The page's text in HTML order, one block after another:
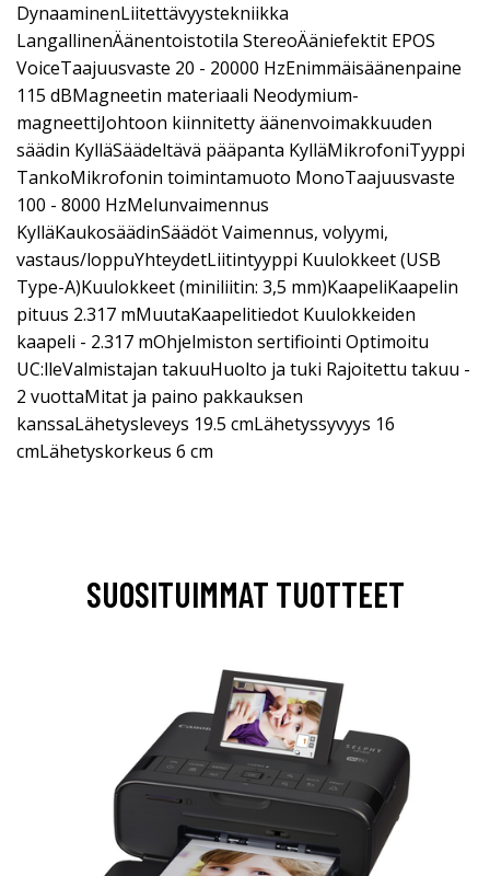
DynaaminenLiitettävyystekniikka
LangallinenÄänentoistotila StereoÄäniefektit EPOS
VoiceTaajuusvaste 20 - 20000 HzEnimmäisäänenpaine
115 dBMagneetin materiaali Neodymium-
magneettiJohtoon kiinnitetty äänenvoimakkuuden
säädin KylläSäädeltävä pääpanta KylläMikrofoniTyyppi
TankoMikrofonin toimintamuoto MonoTaajuusvaste
100 - 8000 HzMelunvaimennus
KylläKaukosäädinSäädöt Vaimennus, volyymi,
vastaus/loppuYhteydetLiitintyyppi Kuulokkeet (USB
Type-A)Kuulokkeet (miniliitin: 3,5 mm)KaapeliKaapelin
pituus 2.317 mMuutaKaapelitiedot Kuulokkeiden
kaapeli - 2.317 mOhjelmiston sertifiointi Optimoitu
UC:lleValmistajan takuuHuolto ja tuki Rajoitettu takuu -
2 vuottaMitat ja paino pakkauksen
kanssaLähetysleveys 19.5 cmLähetyssyvyys 16
cmLähetyskorkeus 6 cm
SUOSITUIMMAT TUOTTEET